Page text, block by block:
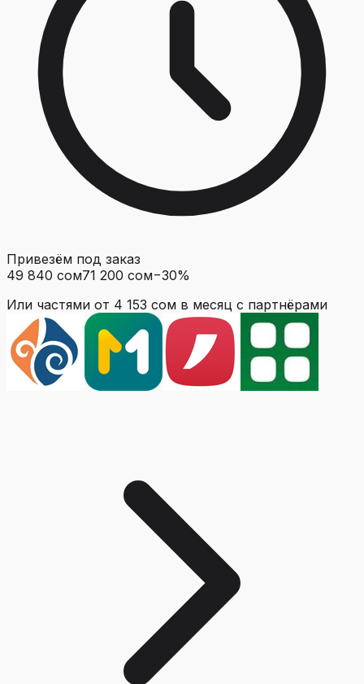
Привезём под заказ
49 840 сом71 200 сом−30%
Или частями от 4 153 сом в месяц с партнёрами